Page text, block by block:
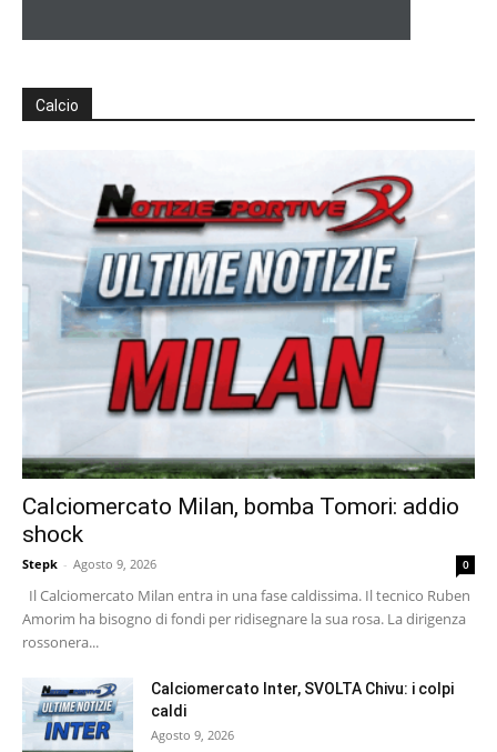
Calcio
Calciomercato Milan, bomba Tomori: addio
shock
Stepk - Agosto 9, 2026 0
Il Calciomercato Milan entra in una fase caldissima. Il tecnico Ruben
Amorim ha bisogno di fondi per ridisegnare la sua rosa. La dirigenza
rossonera...
Calciomercato Inter, SVOLTA Chivu: i colpi
caldi
Agosto 9, 2026